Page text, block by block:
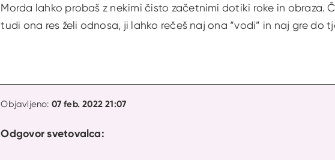
Morda lahko probaš z nekimi čisto začetnimi dotiki roke in obraza.
tudi ona res želi odnosa, ji lahko rečeš naj ona “vodi” in naj gre do
Objavljeno: 07 feb. 2022 21:07
Odgovor svetovalca: